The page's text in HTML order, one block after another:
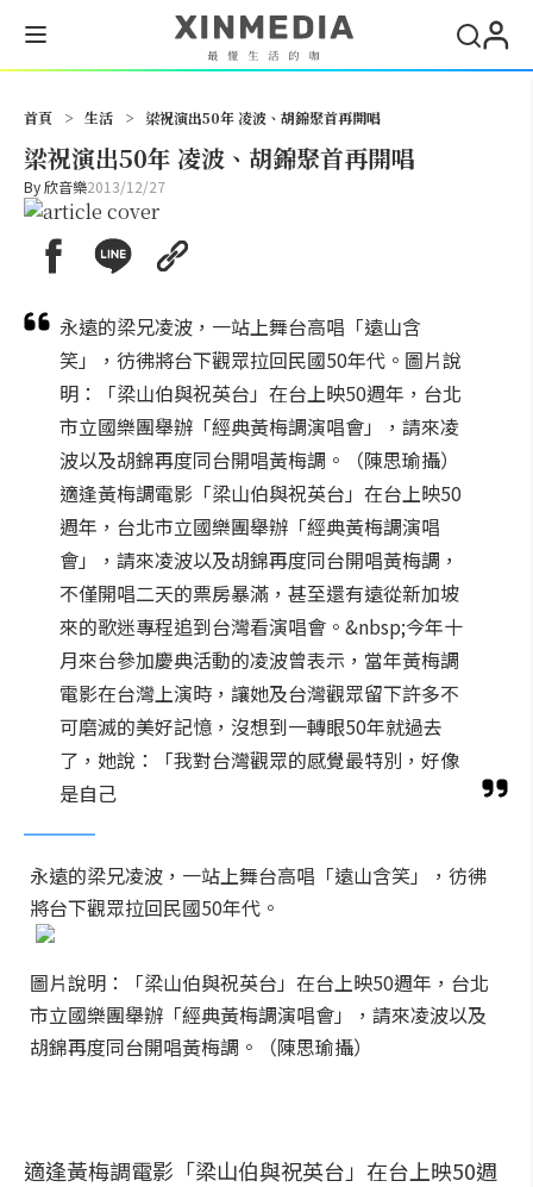
首頁 > 生活 > 梁祝演出50年 凌波、胡錦聚首再開唱
梁祝演出50年 凌波、胡錦聚首再開唱
By欣音樂2013/12/27
永遠的梁兄凌波，一站上舞台高唱「遠山含
笑」，彷彿將台下觀眾拉回民國50年代。圖片說
明：「梁山伯與祝英台」在台上映50週年，台北
市立國樂團舉辦「經典黃梅調演唱會」，請來凌
波以及胡錦再度同台開唱黃梅調。（陳思瑜攝）
適逢黃梅調電影「梁山伯與祝英台」在台上映50
週年，台北市立國樂團舉辦「經典黃梅調演唱
會」，請來凌波以及胡錦再度同台開唱黃梅調，
不僅開唱二天的票房暴滿，甚至還有遠從新加坡
來的歌迷專程追到台灣看演唱會。&nbsp;今年十
月來台參加慶典活動的凌波曾表示，當年黃梅調
電影在台灣上演時，讓她及台灣觀眾留下許多不
可磨滅的美好記憶，沒想到一轉眼50年就過去
了，她說：「我對台灣觀眾的感覺最特別，好像
是自己
永遠的梁兄凌波，一站上舞台高唱「遠山含笑」，彷彿
將台下觀眾拉回民國50年代。
圖片說明：「梁山伯與祝英台」在台上映50週年，台北
市立國樂團舉辦「經典黃梅調演唱會」，請來凌波以及
胡錦再度同台開唱黃梅調。（陳思瑜攝）
適逢黃梅調電影「梁山伯與祝英台」在台上映50週